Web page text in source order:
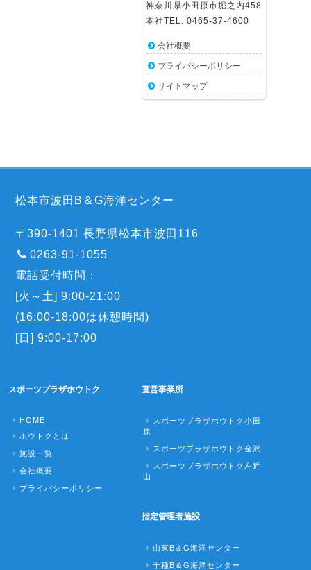
神奈川県小田原市堀之内458
本社TEL. 0465-37-4600
会社概要
プライバシーポリシー
サイトマップ
松本市波田B＆G海洋センター
〒390-1401 長野県松本市波田116
0263-91-1055
電話受付時間：
[火～土] 9:00-21:00
(16:00-18:00は休憩時間)
[日] 9:00-17:00
スポーツプラザホウトク
HOME
ホウトクとは
施設一覧
会社概要
プライバシーポリシー
直営事業所
スポーツプラザホウトク小田
原
スポーツプラザホウトク金沢
スポーツプラザホウトク左近
山
指定管理者施設
山東B＆G海洋センター
千種B＆G海洋センター